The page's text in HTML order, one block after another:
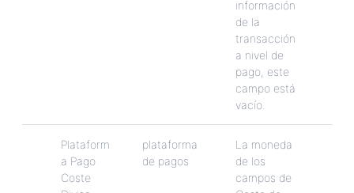
información
de la
transacción
a nivel de
pago, este
campo está
vacío.
Plataform
a Pago
Coste
plataforma
de pagos
La moneda
de los
campos de